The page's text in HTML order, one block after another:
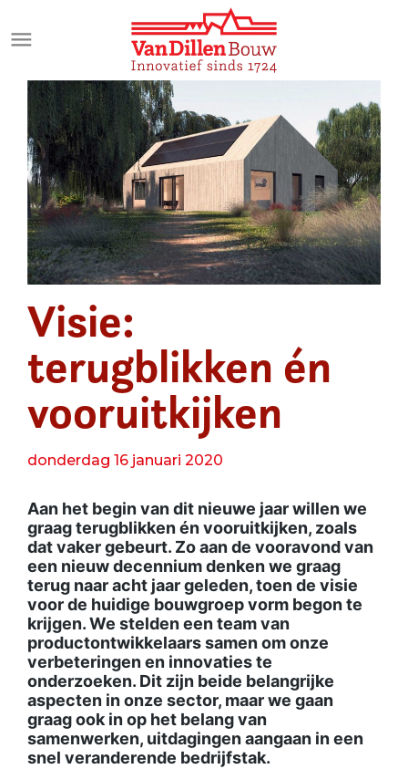
naar
inhoud
Visie:
terugblikken én
vooruitkijken
donderdag 16 januari 2020
Aan het begin van dit nieuwe jaar willen we
graag terugblikken én vooruitkijken, zoals
dat vaker gebeurt. Zo aan de vooravond van
een nieuw decennium denken we graag
terug naar acht jaar geleden, toen de visie
voor de huidige bouwgroep vorm begon te
krijgen. We stelden een team van
productontwikkelaars samen om onze
verbeteringen en innovaties te
onderzoeken. Dit zijn beide belangrijke
aspecten in onze sector, maar we gaan
graag ook in op het belang van
samenwerken, uitdagingen aangaan in een
snel veranderende bedrijfstak.